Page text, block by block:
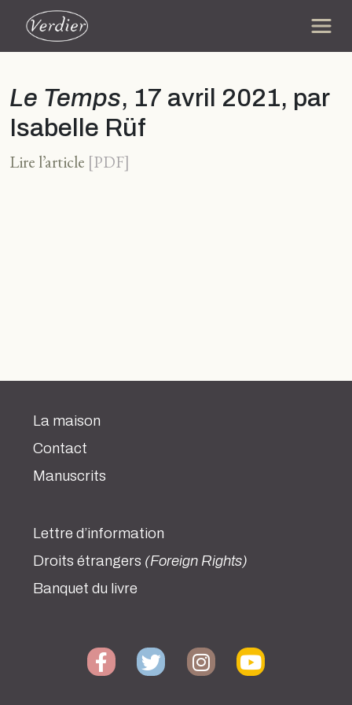
Le Temps, 17 avril 2021, par
Isabelle Rüf
Lire l’article
La maison
Contact
Manuscrits
Lettre d’information
Droits étrangers (Foreign Rights)
Banquet du livre